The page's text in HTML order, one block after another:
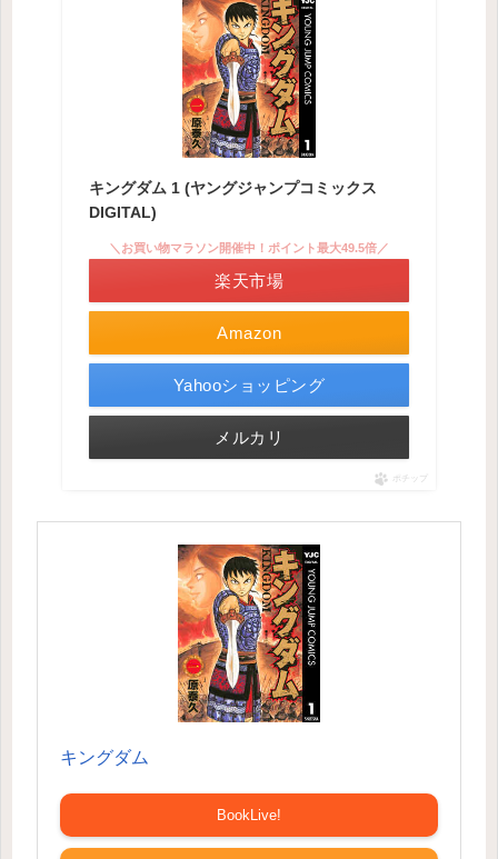
キングダム 1 (ヤングジャンプコミックス
DIGITAL)
Amazon
＼お買い物マラソン開催中！ポイント最大49.5倍／
楽天市場
Yahooショッピング
メルカリ
ポチップ
キングダム
BookLive!